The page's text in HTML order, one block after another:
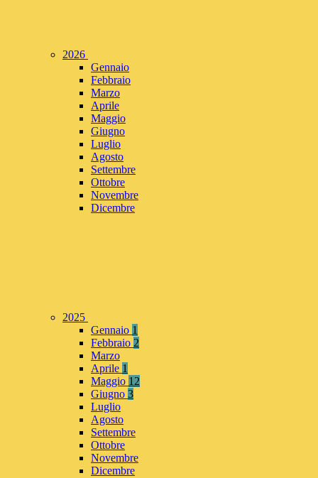
2026
Gennaio
Febbraio
Marzo
Aprile
Maggio
Giugno
Luglio
Agosto
Settembre
Ottobre
Novembre
Dicembre
2025
Gennaio 1
Febbraio 2
Marzo
Aprile 1
Maggio 12
Giugno 3
Luglio
Agosto
Settembre
Ottobre
Novembre
Dicembre